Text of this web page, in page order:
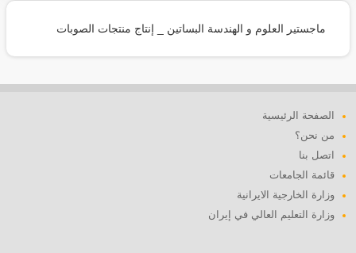
ماجستير العلوم و الهندسة البساتين _ إنتاج منتجات الصوبات
الصفحة الرئيسية
من نحن؟
اتصل بنا
قائمة الجامعات
وزارة الخارجية الايرانية
وزارة التعليم العالي في إيران